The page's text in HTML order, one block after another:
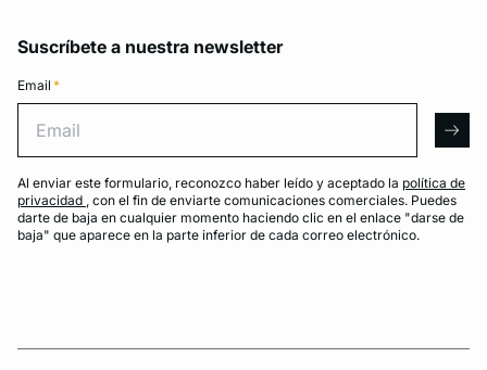
Suscríbete a nuestra newsletter
Email *
Al enviar este formulario, reconozco haber leído y aceptado la política de
privacidad , con el fin de enviarte comunicaciones comerciales. Puedes
darte de baja en cualquier momento haciendo clic en el enlace "darse de
baja" que aparece en la parte inferior de cada correo electrónico.